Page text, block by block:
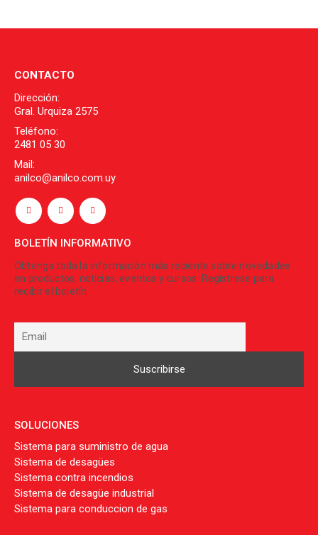
CONTACTO
Dirección:
Gral. Urquiza 2575
Teléfono:
2481 05 30
Mail:
anilco@anilco.com.uy
BOLETÍN INFORMATIVO
Obtenga toda la información más reciente sobre novedades
en productos, noticias, eventos y cursos. Regístrese para
recibir el boletín.
SOLUCIONES
Sistema para suministro de agua
Sistema de desagües
Sistema contra incendios
Sistema de desagüe industrial
Sistema para conduccion de gas